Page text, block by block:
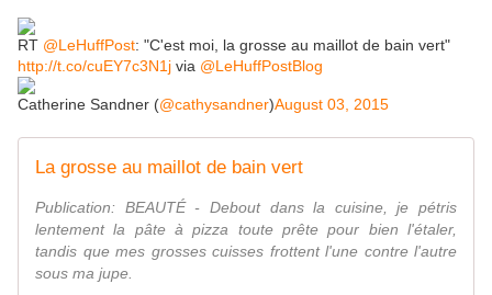
RT @LeHuffPost: "C'est moi, la grosse au maillot de bain vert"
http://t.co/cuEY7c3N1j via @LeHuffPostBlog
Catherine Sandner (@cathysandner)August 03, 2015
La grosse au maillot de bain vert
Publication: BEAUTÉ - Debout dans la cuisine, je pétris
lentement la pâte à pizza toute prête pour bien l'étaler,
tandis que mes grosses cuisses frottent l'une contre l'autre
sous ma jupe.